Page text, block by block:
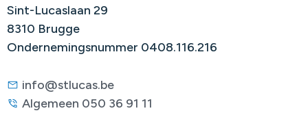
Sint-Lucaslaan 29
8310 Brugge
Ondernemingsnummer 0408.116.216
info@stlucas.be
Algemeen 050 36 91 11